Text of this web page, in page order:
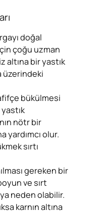
doğal
çoğu uzman
altına bir yastık
üzerindeki
bükülmesi
nötr bir
yardımcı olur.
sırtı
gereken bir
ve sırt
neden olabilir.
karnın altına